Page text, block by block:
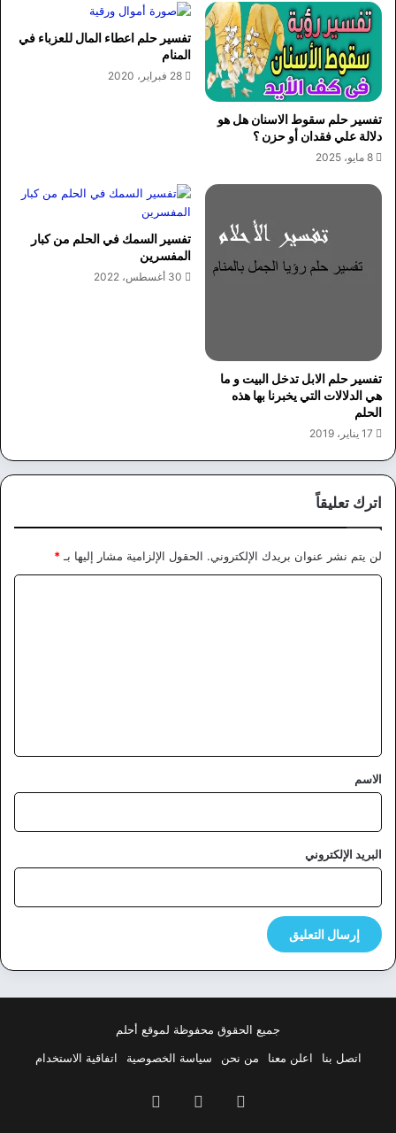
تفسير حلم سقوط الاسنان هل هو
دلالة علي فقدان أو حزن ؟
8 مايو، 2025
تفسير حلم اعطاء المال للعزباء في
المنام
28 فبراير، 2020
تفسير حلم الابل تدخل البيت و ما
هي الدلالات التي يخبرنا بها هذه
الحلم
17 يناير، 2019
تفسير السمك في الحلم من كبار
المفسرين
30 أغسطس، 2022
اترك تعليقاً
لن يتم نشر عنوان بريدك الإلكتروني. الحقول الإلزامية مشار إليها بـ *
*
الاسم
البريد الإلكتروني
جميع الحقوق محفوظة لموقع أحلم
اتصل بنا
اعلن معنا من نحن سياسة الخصوصية اتفاقية الاستخدام
فيسبوك